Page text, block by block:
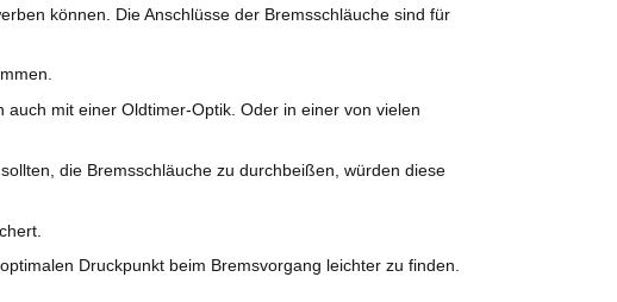
können. Die Anschlüsse der Bremsschläuche sind für
mit einer Oldtimer-Optik. Oder in einer von vielen
die Bremsschläuche zu durchbeißen, würden diese
Druckpunkt beim Bremsvorgang leichter zu finden.